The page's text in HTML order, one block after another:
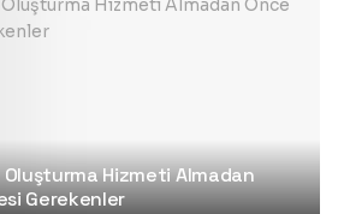
Hizmeti Almadan
Gerekenler